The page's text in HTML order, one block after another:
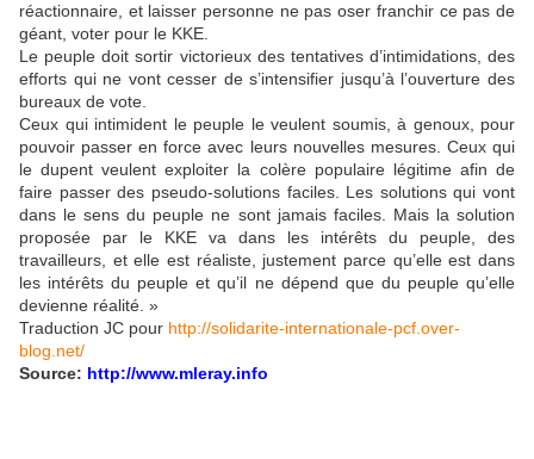
réactionnaire, et laisser personne ne pas oser franchir ce pas de
géant, voter pour le KKE.
Le peuple doit sortir victorieux des tentatives d’intimidations, des
efforts qui ne vont cesser de s’intensifier jusqu’à l’ouverture des
bureaux de vote.
Ceux qui intimident le peuple le veulent soumis, à genoux, pour
pouvoir passer en force avec leurs nouvelles mesures. Ceux qui
le dupent veulent exploiter la colère populaire légitime afin de
faire passer des pseudo-solutions faciles. Les solutions qui vont
dans le sens du peuple ne sont jamais faciles. Mais la solution
proposée par le KKE va dans les intérêts du peuple, des
travailleurs, et elle est réaliste, justement parce qu’elle est dans
les intérêts du peuple et qu’il ne dépend que du peuple qu’elle
devienne réalité. »
Traduction JC pour http://solidarite-internationale-pcf.over-
blog.net/
Source: http://www.mleray.info